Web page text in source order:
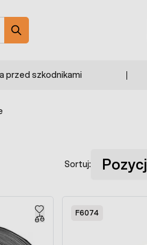
przed szkodnikami
Sortuj:
F6074